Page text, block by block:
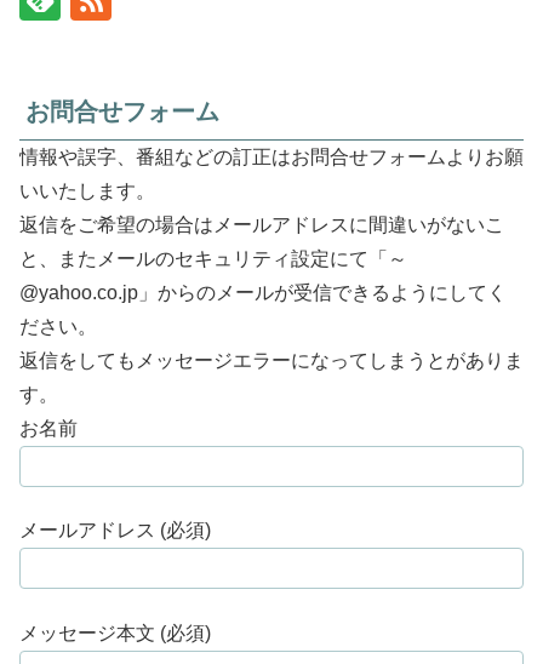
お問合せフォーム
情報や誤字、番組などの訂正はお問合せフォームよりお願
いいたします。
返信をご希望の場合はメールアドレスに間違いがないこ
と、またメールのセキュリティ設定にて「～
@yahoo.co.jp」からのメールが受信できるようにしてく
ださい。
返信をしてもメッセージエラーになってしまうとがありま
す。
お名前
メールアドレス (必須)
メッセージ本文 (必須)